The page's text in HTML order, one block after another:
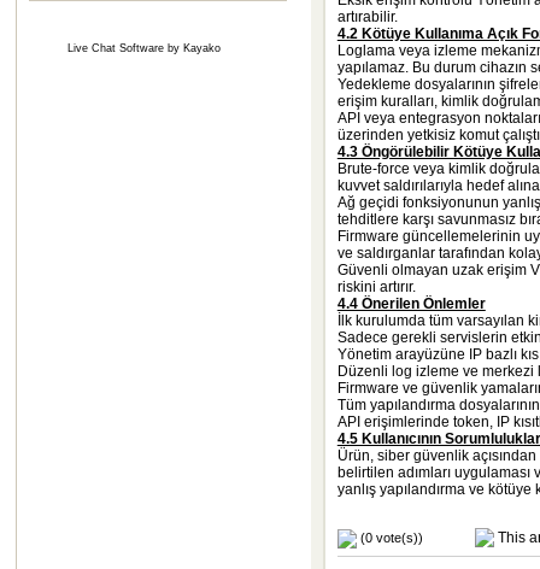
Live Chat Softwareby Kayako
artırabilir.
4.2 Kötüye Kullanıma Açık
Loglama veya izleme
yapılamaz. Bu durum cihazın
Yedekleme dosyalarının
erişim kuralları, kimlik
API veya entegrasyon
üzerinden yetkisiz komut
4.3 Öngörülebilir Kötüye
Brute-force veya kimlik
kuvvet saldırılarıyla hedef
Ağ geçidi fonksiyonunun
tehditlere karşı savunmasız
Firmware güncellemelerinin
ve saldırganlar tarafından
Güvenli olmayan uzak erişim
riskini artırır.
4.4 Önerilen Önlemler
İlk kurulumda tüm varsayılan
Sadece gerekli servislerin
Yönetim arayüzüne IP bazlı
Düzenli log izleme ve merkezi
Firmware ve güvenlik
Tüm yapılandırma
API erişimlerinde token, IP
4.5 Kullanıcının
Ürün, siber güvenlik
belirtilen adımları
yanlış yapılandırma ve
(0 vote(s)) This